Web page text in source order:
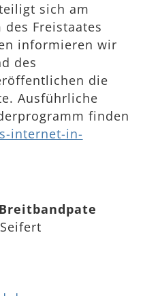
sich am
Freistaates
informieren wir
des
die
Ausführliche
finden
internet-in-